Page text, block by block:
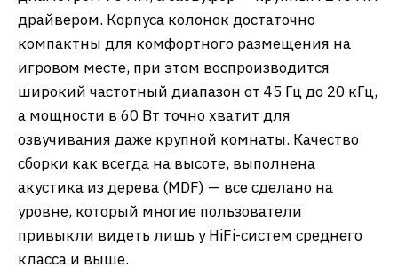
драйвером. Корпуса колонок достаточно
компактны для комфортного размещения на
игровом месте, при этом воспроизводится
широкий частотный диапазон от 45 Гц до 20 кГц,
а мощности в 60 Вт точно хватит для
озвучивания даже крупной комнаты. Качество
сборки как всегда на высоте, выполнена
акустика из дерева (MDF) — все сделано на
уровне, который многие пользователи
привыкли видеть лишь у HiFi-систем среднего
класса и выше.